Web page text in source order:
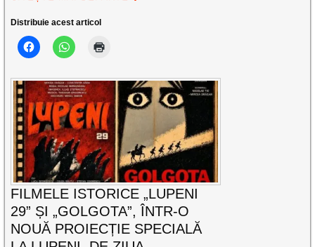
Distribuie acest articol
FILMELE ISTORICE „LUPENI
29” ȘI „GOLGOTA”, ÎNTR-O
NOUĂ PROIECȚIE SPECIALĂ